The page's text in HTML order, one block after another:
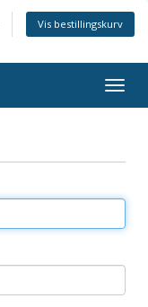
Vis bestillingskurv